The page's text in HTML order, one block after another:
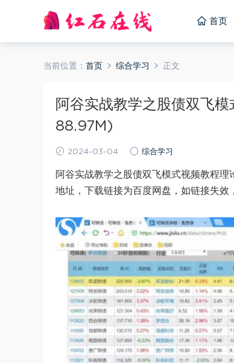
首页
当前位置： 首页 综合学习 正文
阿谷实战教学之股债双飞
88.97M)
2024-03-04 综合学习
阿谷实战教学之股债双飞模式视频教程
地址，下载链接为百度网盘，如链接失效